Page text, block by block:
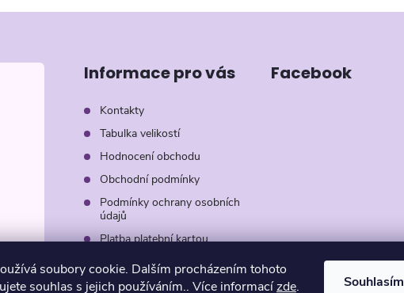
soubory cookie. Dalším procházením tohoto
souhlas s jejich používáním.. Více informacízde. Souhlasím
Informace pro vás
Kontakty
Tabulka velikostí
Hodnocení obchodu
Obchodní podmínky
Podmínky ochrany osobních
údajů
Platba platební kartou
Záruka AVON
Facebook